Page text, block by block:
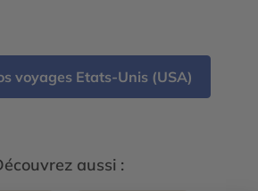
voyages Etats-Unis (USA)
aussi :